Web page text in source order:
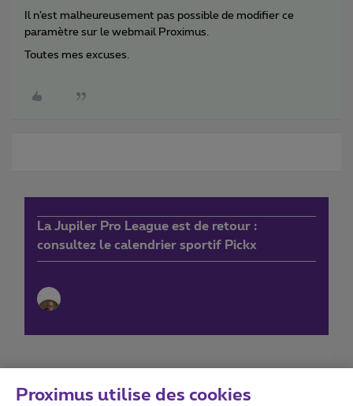
Il n’est malheureusement pas possible de modifier ce
paramètre sur le webmail Proximus.
Toutes mes excuses.
La Jupiler Pro League est de retour :
consultez le calendrier sportif Pickx
Proximus utilise des cookies